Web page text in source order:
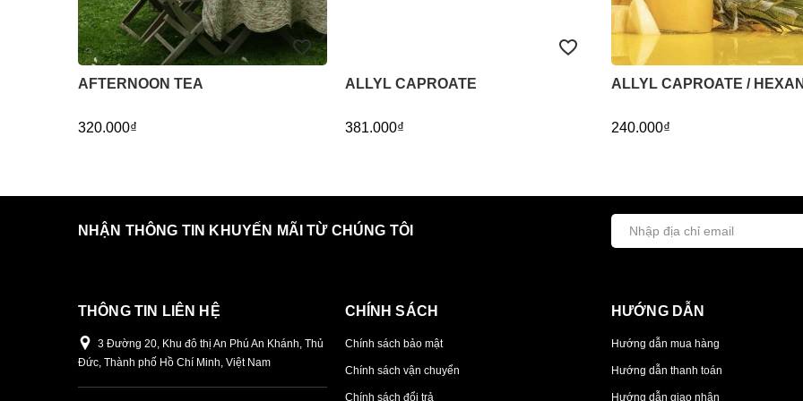
AFTERNOON TEA
320.000₫
ALLYL CAPROATE
381.000₫
ALLYL CAPROATE /
240.000₫
NHẬN THÔNG TIN KHUYẾN MÃI TỪ CHÚNG TÔI
THÔNG TIN LIÊN HỆ
3 Đường 20, Khu đô thị An Phú An Khánh, Thủ
Đức, Thành phố Hồ Chí Minh, Việt Nam
CHÍNH SÁCH
Chính sách bảo mật
Chính sách vận chuyển
Chính sách đổi trả
HƯỚNG DẪN
Hướng dẫn mua hàng
Hướng dẫn thanh toán
Hướng dẫn giao nhận